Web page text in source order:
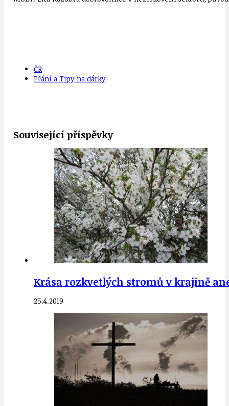
ČR
Přání a Tipy na dárky
Související příspěvky
Krása rozkvetlých stromů v krajině
25.4.2019